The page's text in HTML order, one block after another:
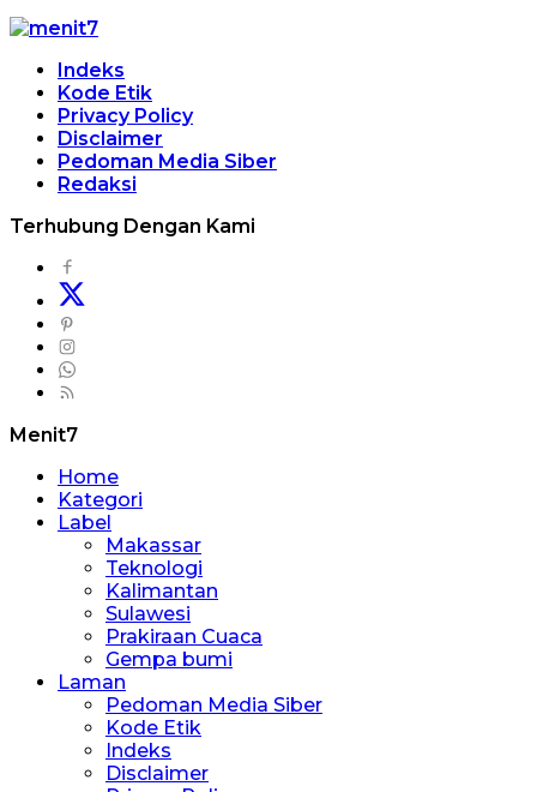
Indeks
Kode Etik
Privacy Policy
Disclaimer
Pedoman Media Siber
Redaksi
Terhubung Dengan Kami
Menit7
Home
Kategori
Label
Makassar
Teknologi
Kalimantan
Sulawesi
Prakiraan Cuaca
Gempa bumi
Laman
Pedoman Media Siber
Kode Etik
Indeks
Disclaimer